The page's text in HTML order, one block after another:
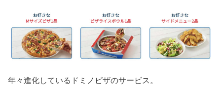
年々進化しているドミノピザのサービス。